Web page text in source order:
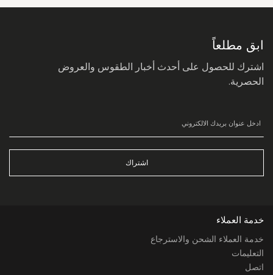
ابق مطلعاً
اشترك للحصول على أحدث أخبار الطقوس والعروض
الحصرية.
اشتراك
خدمة العملاء
خدمة العملاء الشحن والاسترجاع
التعليمات
اتصل